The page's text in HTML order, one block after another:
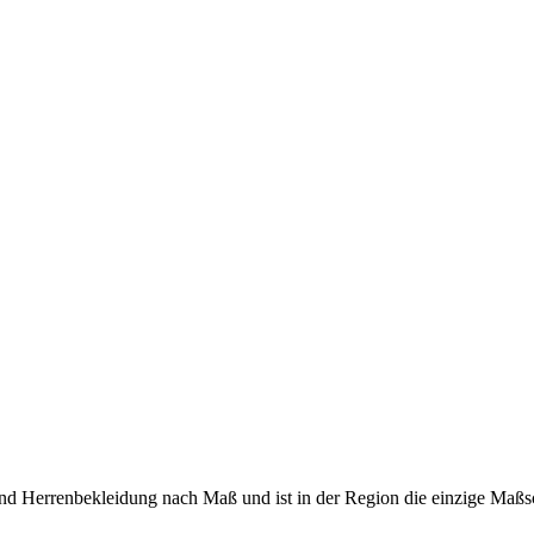
Herrenbekleidung nach Maß und ist in der Region die einzige